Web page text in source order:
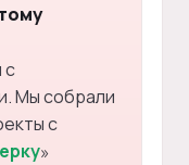
с
Мы собрали
с
»